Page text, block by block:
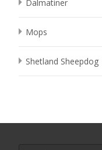
Dalmatiner
Mops
Shetland Sheepdog